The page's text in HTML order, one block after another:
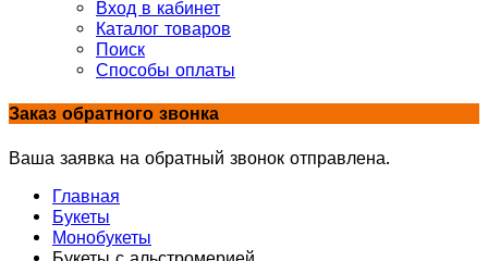
Вход в кабинет
Каталог товаров
Поиск
Способы оплаты
Заказ обратного звонка
Ваша заявка на обратный звонок отправлена.
Главная
Букеты
Монобукеты